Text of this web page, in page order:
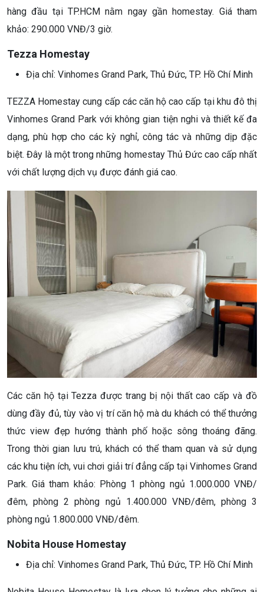
hàng đầu tại TP.HCM nằm ngay gần homestay. Giá tham
khảo: 290.000 VNĐ/3 giờ.
Tezza Homestay
Địa chỉ: Vinhomes Grand Park, Thủ Đức, TP. Hồ Chí Minh
TEZZA Homestay cung cấp các căn hộ cao cấp tại khu đô thị
Vinhomes Grand Park với không gian tiện nghi và thiết kế đa
dạng, phù hợp cho các kỳ nghỉ, công tác và những dịp đặc
biệt. Đây là một trong những homestay Thủ Đức cao cấp nhất
với chất lượng dịch vụ được đánh giá cao.
Các căn hộ tại Tezza được trang bị nội thất cao cấp và đồ
dùng đầy đủ, tùy vào vị trí căn hộ mà du khách có thể thưởng
thức view đẹp hướng thành phố hoặc sông thoáng đãng.
Trong thời gian lưu trú, khách có thể tham quan và sử dụng
các khu tiện ích, vui chơi giải trí đẳng cấp tại Vinhomes Grand
Park. Giá tham khảo: Phòng 1 phòng ngủ 1.000.000 VNĐ/
đêm, phòng 2 phòng ngủ 1.400.000 VNĐ/đêm, phòng 3
phòng ngủ 1.800.000 VNĐ/đêm.
Nobita House Homestay
Địa chỉ: Vinhomes Grand Park, Thủ Đức, TP. Hồ Chí Minh